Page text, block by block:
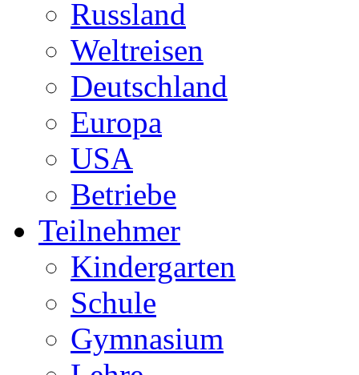
Russland
Weltreisen
Deutschland
Europa
USA
Betriebe
Teilnehmer
Kindergarten
Schule
Gymnasium